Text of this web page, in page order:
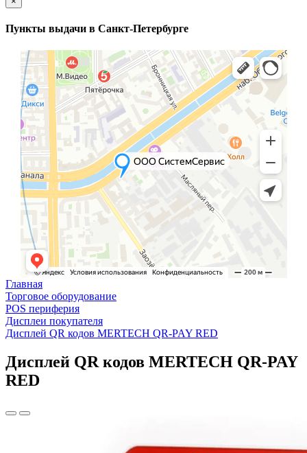
Пункты выдачи в Санкт-Петербурге
Главная
Торговое оборудование
POS периферия
Дисплеи покупателя
Дисплей QR кодов MERTECH QR-PAY RED
Дисплей QR кодов MERTECH QR-PAY
RED